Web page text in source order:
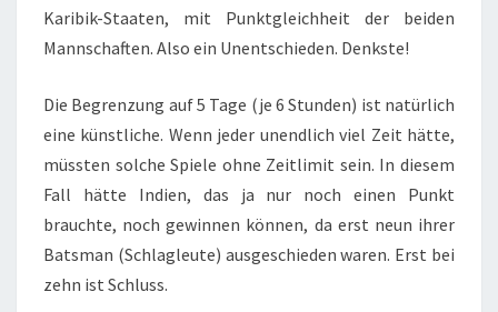
Karibik-Staaten, mit Punktgleichheit der beiden
Mannschaften. Also ein Unentschieden. Denkste!
Die Begrenzung auf 5 Tage (je 6 Stunden) ist natürlich
eine künstliche. Wenn jeder unendlich viel Zeit hätte,
müssten solche Spiele ohne Zeitlimit sein. In diesem
Fall hätte Indien, das ja nur noch einen Punkt
brauchte, noch gewinnen können, da erst neun ihrer
Batsman (Schlagleute) ausgeschieden waren. Erst bei
zehn ist Schluss.